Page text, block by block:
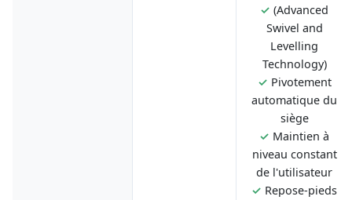
✓ (Advanced
Swivel and
Levelling
Technology)
✓ Pivotement
automatique du
siège
✓ Maintien à
niveau constant
de l'utilisateur
✓ Repose-pieds